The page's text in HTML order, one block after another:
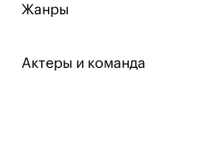
Жанры
Актеры и команда